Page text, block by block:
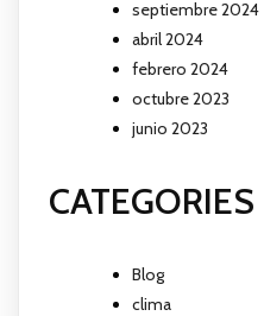
septiembre 2024
abril 2024
febrero 2024
octubre 2023
junio 2023
CATEGORIES
Blog
clima